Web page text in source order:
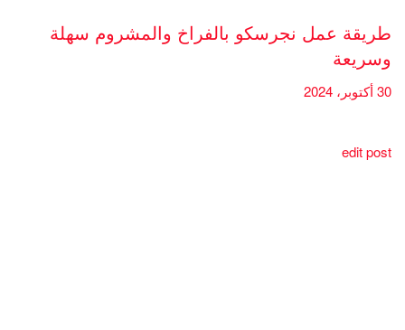
طريقة عمل نجرسكو بالفراخ والمشروم سهلة
وسريعة
30 أكتوبر، 2024
edit post